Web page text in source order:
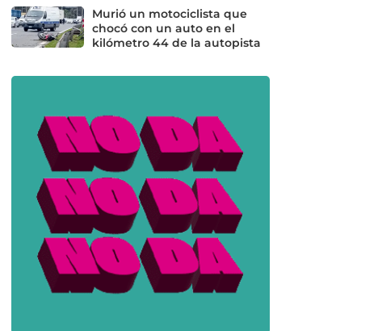
Murió un motociclista que
chocó con un auto en el
kilómetro 44 de la autopista